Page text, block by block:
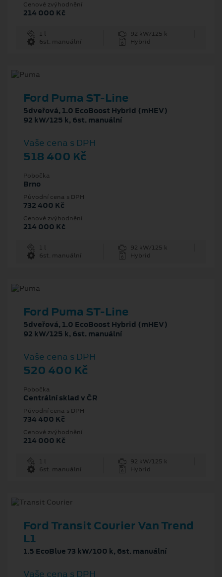
Cenové zvýhodnění
214 000 Kč
1 l
92 kW/125 k
6st. manuální
Hybrid
Ford Puma ST-Line
5dveřová, 1.0 EcoBoost Hybrid (mHEV)
92 kW/125 k, 6st. manuální
Vaše cena s DPH
518 400 Kč
Pobočka
Brno
Původní cena s DPH
732 400 Kč
Cenové zvýhodnění
214 000 Kč
1 l
92 kW/125 k
6st. manuální
Hybrid
Ford Puma ST-Line
5dveřová, 1.0 EcoBoost Hybrid (mHEV)
92 kW/125 k, 6st. manuální
Vaše cena s DPH
520 400 Kč
Pobočka
Centrální sklad v ČR
Původní cena s DPH
734 400 Kč
Cenové zvýhodnění
214 000 Kč
1 l
92 kW/125 k
6st. manuální
Hybrid
Ford Transit Courier Van Trend
L1
1.5 EcoBlue 73 kW/100 k, 6st. manuální
Vaše cena s DPH